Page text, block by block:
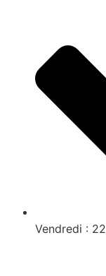
Vendredi :